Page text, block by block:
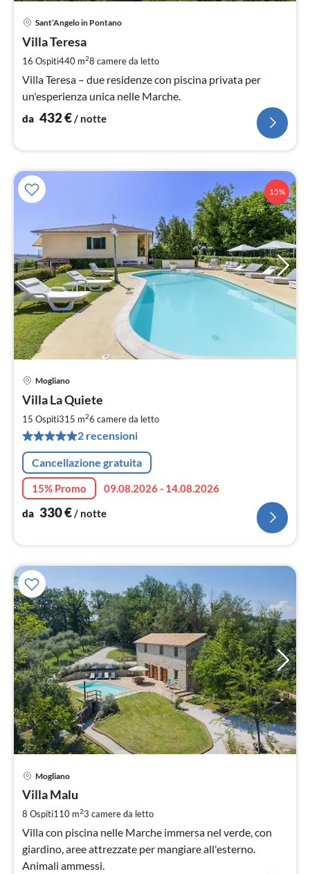
Sant’Angelo in Pontano
Villa Teresa
16 Ospiti440 m28 camere da letto
Villa Teresa – due residenze con piscina privata per
un'esperienza unica nelle Marche.
da 432€/ notte
15%
Mogliano
Villa La Quiete
15 Ospiti315 m26 camere da letto
2 recensioni
Cancellazione gratuita
15% Promo
09.08.2026 - 14.08.2026
da 330€/ notte
Mogliano
Villa Malu
8 Ospiti110 m23 camere da letto
Villa con piscina nelle Marche immersa nel verde, con
giardino, aree attrezzate per mangiare all'esterno.
Animali ammessi.